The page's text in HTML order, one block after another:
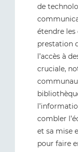
de
étendre
prestation
l’accès à
cruciale,
combler
et sa mise
pour faire